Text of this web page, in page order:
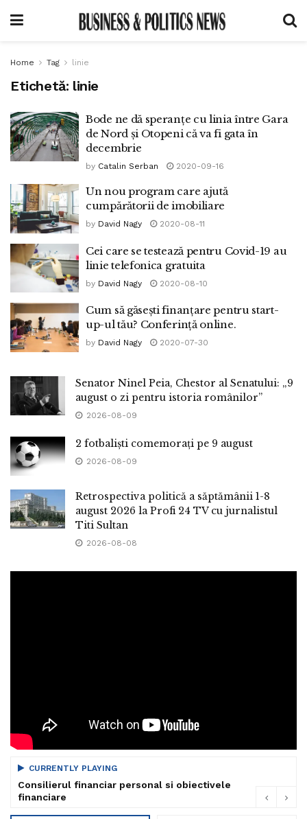
Home Tag linie
Etichetă: linie
Bode ne dă speranțe cu linia între Gara
de Nord și Otopeni că va fi gata în
decembrie
by Catalin Serban 2020-09-16
Un nou program care ajută
cumpărătorii de imobiliare
by David Nagy 2020-08-11
Cei care se testează pentru Covid-19 au
linie telefonica gratuita
by David Nagy 2020-08-10
Cum să găsești finanțare pentru start-
up-ul tău? Conferință online.
by David Nagy 2020-07-30
Senator Ninel Peia, Chestor al Senatului: „9
august o zi pentru istoria românilor”
2026-08-09
2 fotbaliști comemorați pe 9 august
2026-08-09
Retrospectiva politică a săptămânii 1-8
august 2026 la Profi 24 TV cu jurnalistul
Titi Sultan
2026-08-08
CURRENTLY PLAYING
Consilierul financiar personal si obiectivele
financiare